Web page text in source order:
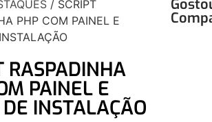
/ SCRIPT
PHP COM PAINEL E
RASPADINHA
PAINEL E
INSTALAÇÃO